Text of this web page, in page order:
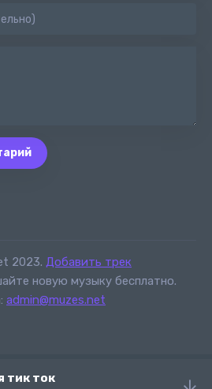
2023. Добавить трек
новую музыку бесплатно.
admin@muzes.net
тик ток